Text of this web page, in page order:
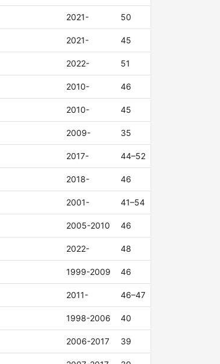
2021- 50
2021- 45
2022- 51
2010- 46
2010- 45
2009- 35
2017- 44–52
2018- 46
2001- 41–54
2005-2010 46
2022- 48
1999-2009 46
2011- 46–47
1998-2006 40
2006-2017 39